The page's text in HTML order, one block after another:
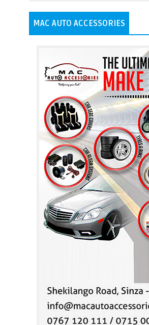
MAC AUTO ACCESSORIES